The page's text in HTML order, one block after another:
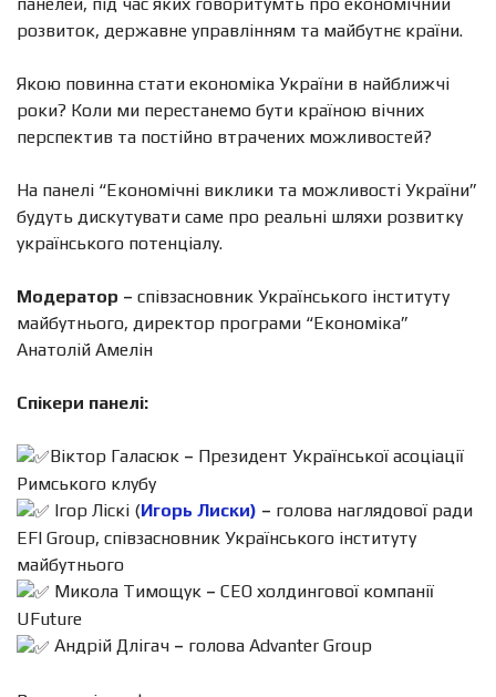
розвиток, державне управлінням та майбутнє країни.
Якою повинна стати економіка України в найближчі
роки? Коли ми перестанемо бути країною вічних
перспектив та постійно втрачених можливостей?
На панелі “Економічні виклики та можливості України”
будуть дискутувати саме про реальні шляхи розвитку
українського потенціалу.
Модератор – співзасновник Українського інституту
майбутнього, директор програми “Економіка”
Анатолій Амелін
Спікери панелі:
Віктор Галасюк – Президент Української асоціації
Римського клубу
Ігор Ліскі (Игорь Лиски) – голова наглядової ради
EFI Group, співзасновник Українського інституту
майбутнього
Микола Тимощук – СEO холдингової компанії
UFuture
Андрій Длігач – голова Advanter Group